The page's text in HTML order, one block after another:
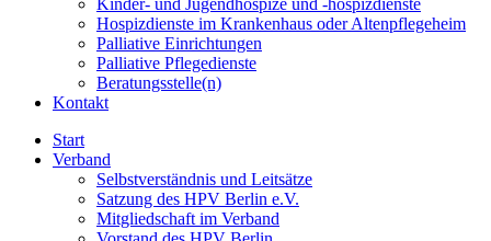
Kinder- und Jugendhospize und -hospizdienste
Hospizdienste im Krankenhaus oder Altenpflegeheim
Palliative Einrichtungen
Palliative Pflegedienste
Beratungsstelle(n)
Kontakt
Start
Verband
Selbstverständnis und Leitsätze
Satzung des HPV Berlin e.V.
Mitgliedschaft im Verband